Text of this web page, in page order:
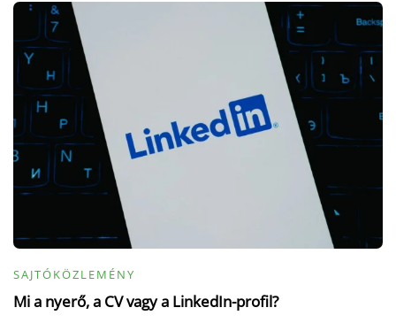
SAJTÓKÖZLEMÉNY
Mi a nyerő, a CV vagy a LinkedIn-profil?